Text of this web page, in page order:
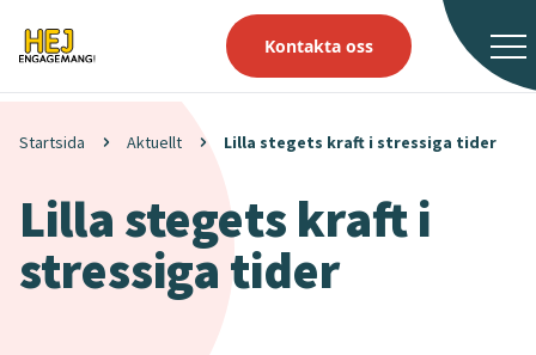
Kontakta oss
Startsida Aktuellt Lilla stegets kraft i stressiga tider
Lilla stegets kraft i
stressiga tider